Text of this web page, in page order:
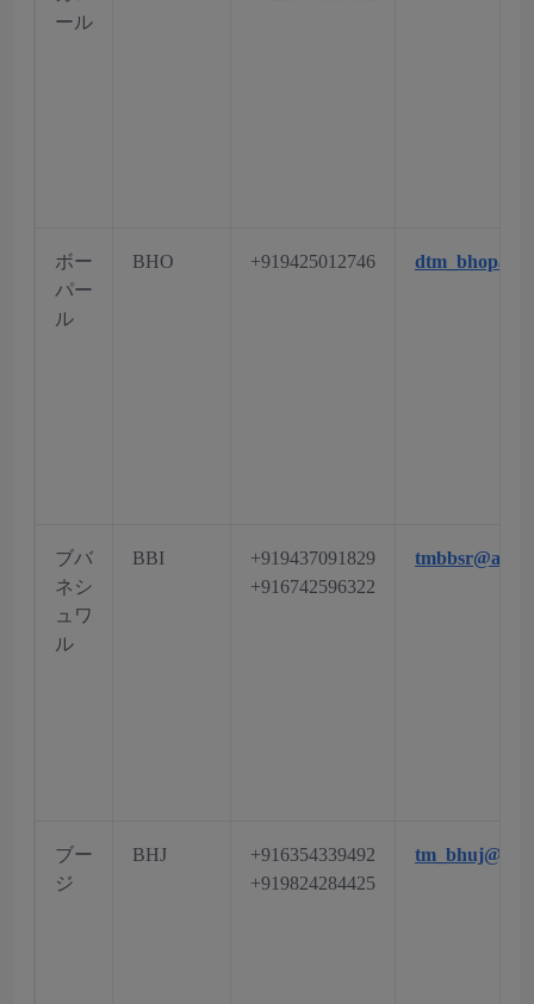
ール
ボー
パー
ル
BHO +919425012746
ブバ
ネシ
ュワ
ル
BBI
+919437091829
+916742596322
ブー
ジ
BHJ
+916354339492
+919824284425